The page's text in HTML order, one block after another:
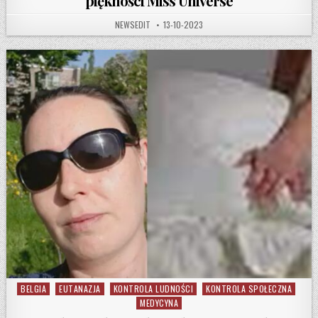
AUTHOR:
NEWSEDIT PUBLISHED DATE:
13-10-2023
Posted in
BELGIA EUTANAZJA KONTROLA LUDNOŚCI
KONTROLA SPOŁECZNA
MEDYCYNA